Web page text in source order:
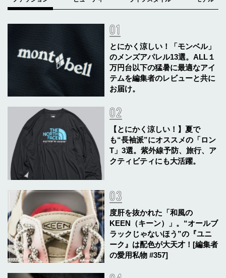
とにかく涼しい！「モンベル」
のメンズアパレル13選。ALL１
万円台以下の猛暑に最適なアイ
テムを編集者のレビューと共に
お届け。
【とにかく涼しい！】夏で
も“長袖派”にオススメの「ロン
T」3選。紫外線予防、旅行、ア
クティビティにも大活躍。
度肝を抜かれた「和風の
KEEN（キーン）」。“オールブ
ラックじゃないほう”の『ユニ
ーク』は配色が大天才！[編集者
の愛用私物 #357]